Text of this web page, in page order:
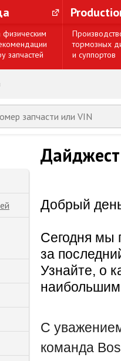
запчастей
тормозных
и суппортов
Добрый
Сегодня мы
за
Узнайте, о
С
команда